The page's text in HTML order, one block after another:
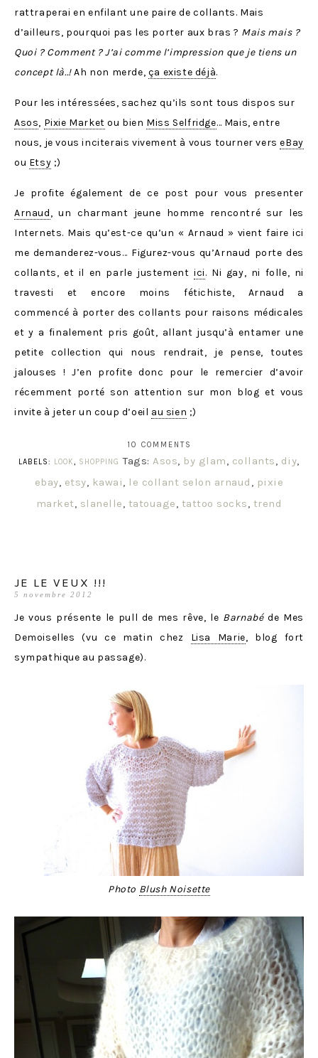
rattraperai en enfilant une paire de collants. Mais
d’ailleurs, pourquoi pas les porter aux bras ? Mais mais ?
Quoi ? Comment ? J’ai comme l’impression que je tiens un
concept là..!Ah non merde, ça existe déjà.
Pour les intéressées, sachez qu’ils sont tous dispos sur
Asos, Pixie Market ou bien Miss Selfridge… Mais, entre
nous, je vous inciterais vivement à vous tourner verseBay
ou Etsy ;)
Je profite également de ce post pour vous presenter
Arnaud, un charmant jeune homme rencontré sur les
Internets. Mais qu’est-ce qu’un « Arnaud » vient faire ici
me demanderez-vous… Figurez-vous qu’Arnaud porte des
collants, et il en parle justement ici. Ni gay, ni folle, ni
travesti et encore moins fétichiste, Arnaud a
commencé à porter des collants pour raisons médicales
et y a finalement pris goût, allant jusqu’à entamer une
petite collection qui nous rendrait, je pense, toutes
jalouses ! J’en profite donc pour le remercier d’avoir
récemment porté son attention sur mon blog et vous
invite à jeter un coup d’oeil au sien ;)
10 COMMENTS
LABELS:
LOOK, SHOPPING Tags:Asos, by glam, collants, diy,
ebay, etsy, kawai, le collant selon arnaud , pixie
market, slanelle, tatouage, tattoo socks, trend
JE LE VEUX !!!
5 novembre 2012
Je vous présente le pull de mes rêve, le Barnabéde Mes
Demoiselles (vu ce matin chez Lisa Marie, blog fort
sympathique au passage).
Photo Blush Noisette